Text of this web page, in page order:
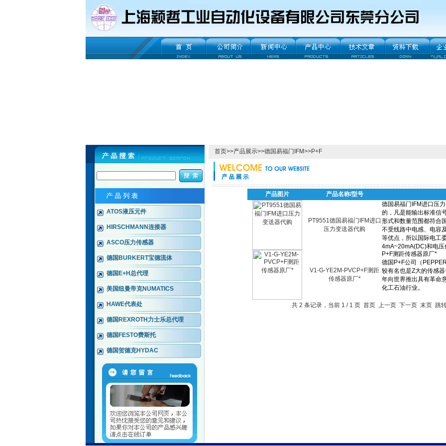
ATOS液压元件
HIRSCHMANN连接器
ASCO压力传感器
德国BURKERT宝德流体
德国E+H总代理
美国纽曼帝克NUMATICS
HAWE代表处
德国REXROTH力士乐总代理
德国FESTO费斯托
德国贺德克HYDAC
首页>>产品展示>>德国易福门IFM>>P+F
产品图片 产品名称/型号
PT9551德国易福门IFM进口
压力变送器代购
V1-G-YE2M-PVCP+F测距
传感器原厂*
共 2 条记录，当前 1 / 1 页 首页 上一页 下一页 末页 跳